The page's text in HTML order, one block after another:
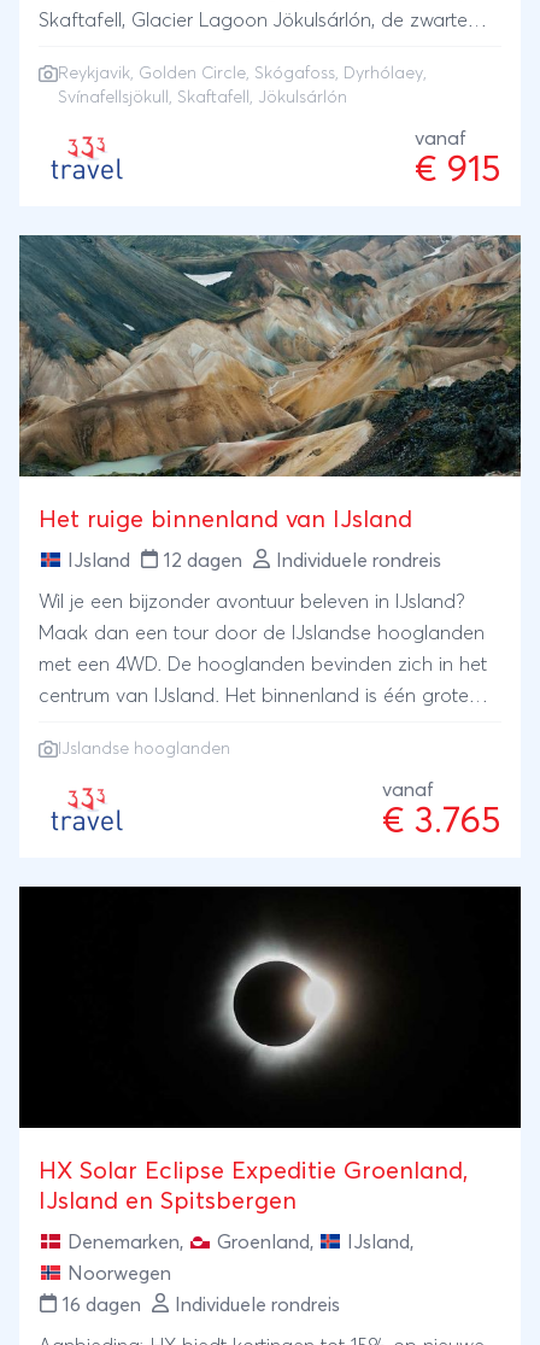
Skaftafell, Glacier Lagoon Jökulsárlón, de zwarte
Reykjavik, Golden Circle, Skógafoss, Dyrhólaey,
Svínafellsjökull, Skaftafell, Jökulsárlón
vanaf
€ 915
Het ruige binnenland van IJsland
IJsland 12 dagen Individuele rondreis
Wil je een bijzonder avontuur beleven in IJsland?
Maak dan een tour door de IJslandse hooglanden
met een 4WD. De hooglanden bevinden zich in het
centrum van IJsland. Het binnenland is één grote
IJslandse hooglanden
vanaf
€ 3.765
HX Solar Eclipse Expeditie Groenland,
IJsland en Spitsbergen
Denemarken, Groenland, IJsland,
Noorwegen
16 dagen
Individuele rondreis